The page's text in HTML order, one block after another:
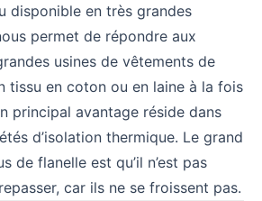
disponible en très grandes
permet de répondre aux
usines de vêtements de
tissu en coton ou en laine à la fois
principal avantage réside dans
d’isolation thermique. Le grand
de flanelle est qu’il n’est pas
car ils ne se froissent pas.